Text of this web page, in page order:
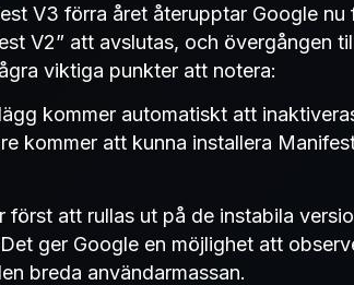
V3 förra året återupptar Google nu
V2” att avslutas, och övergången
viktiga punkter att notera:
kommer automatiskt att
kommer att kunna installera
först att rullas ut på de instabila
ger Google en möjlighet att
breda användarmassan.